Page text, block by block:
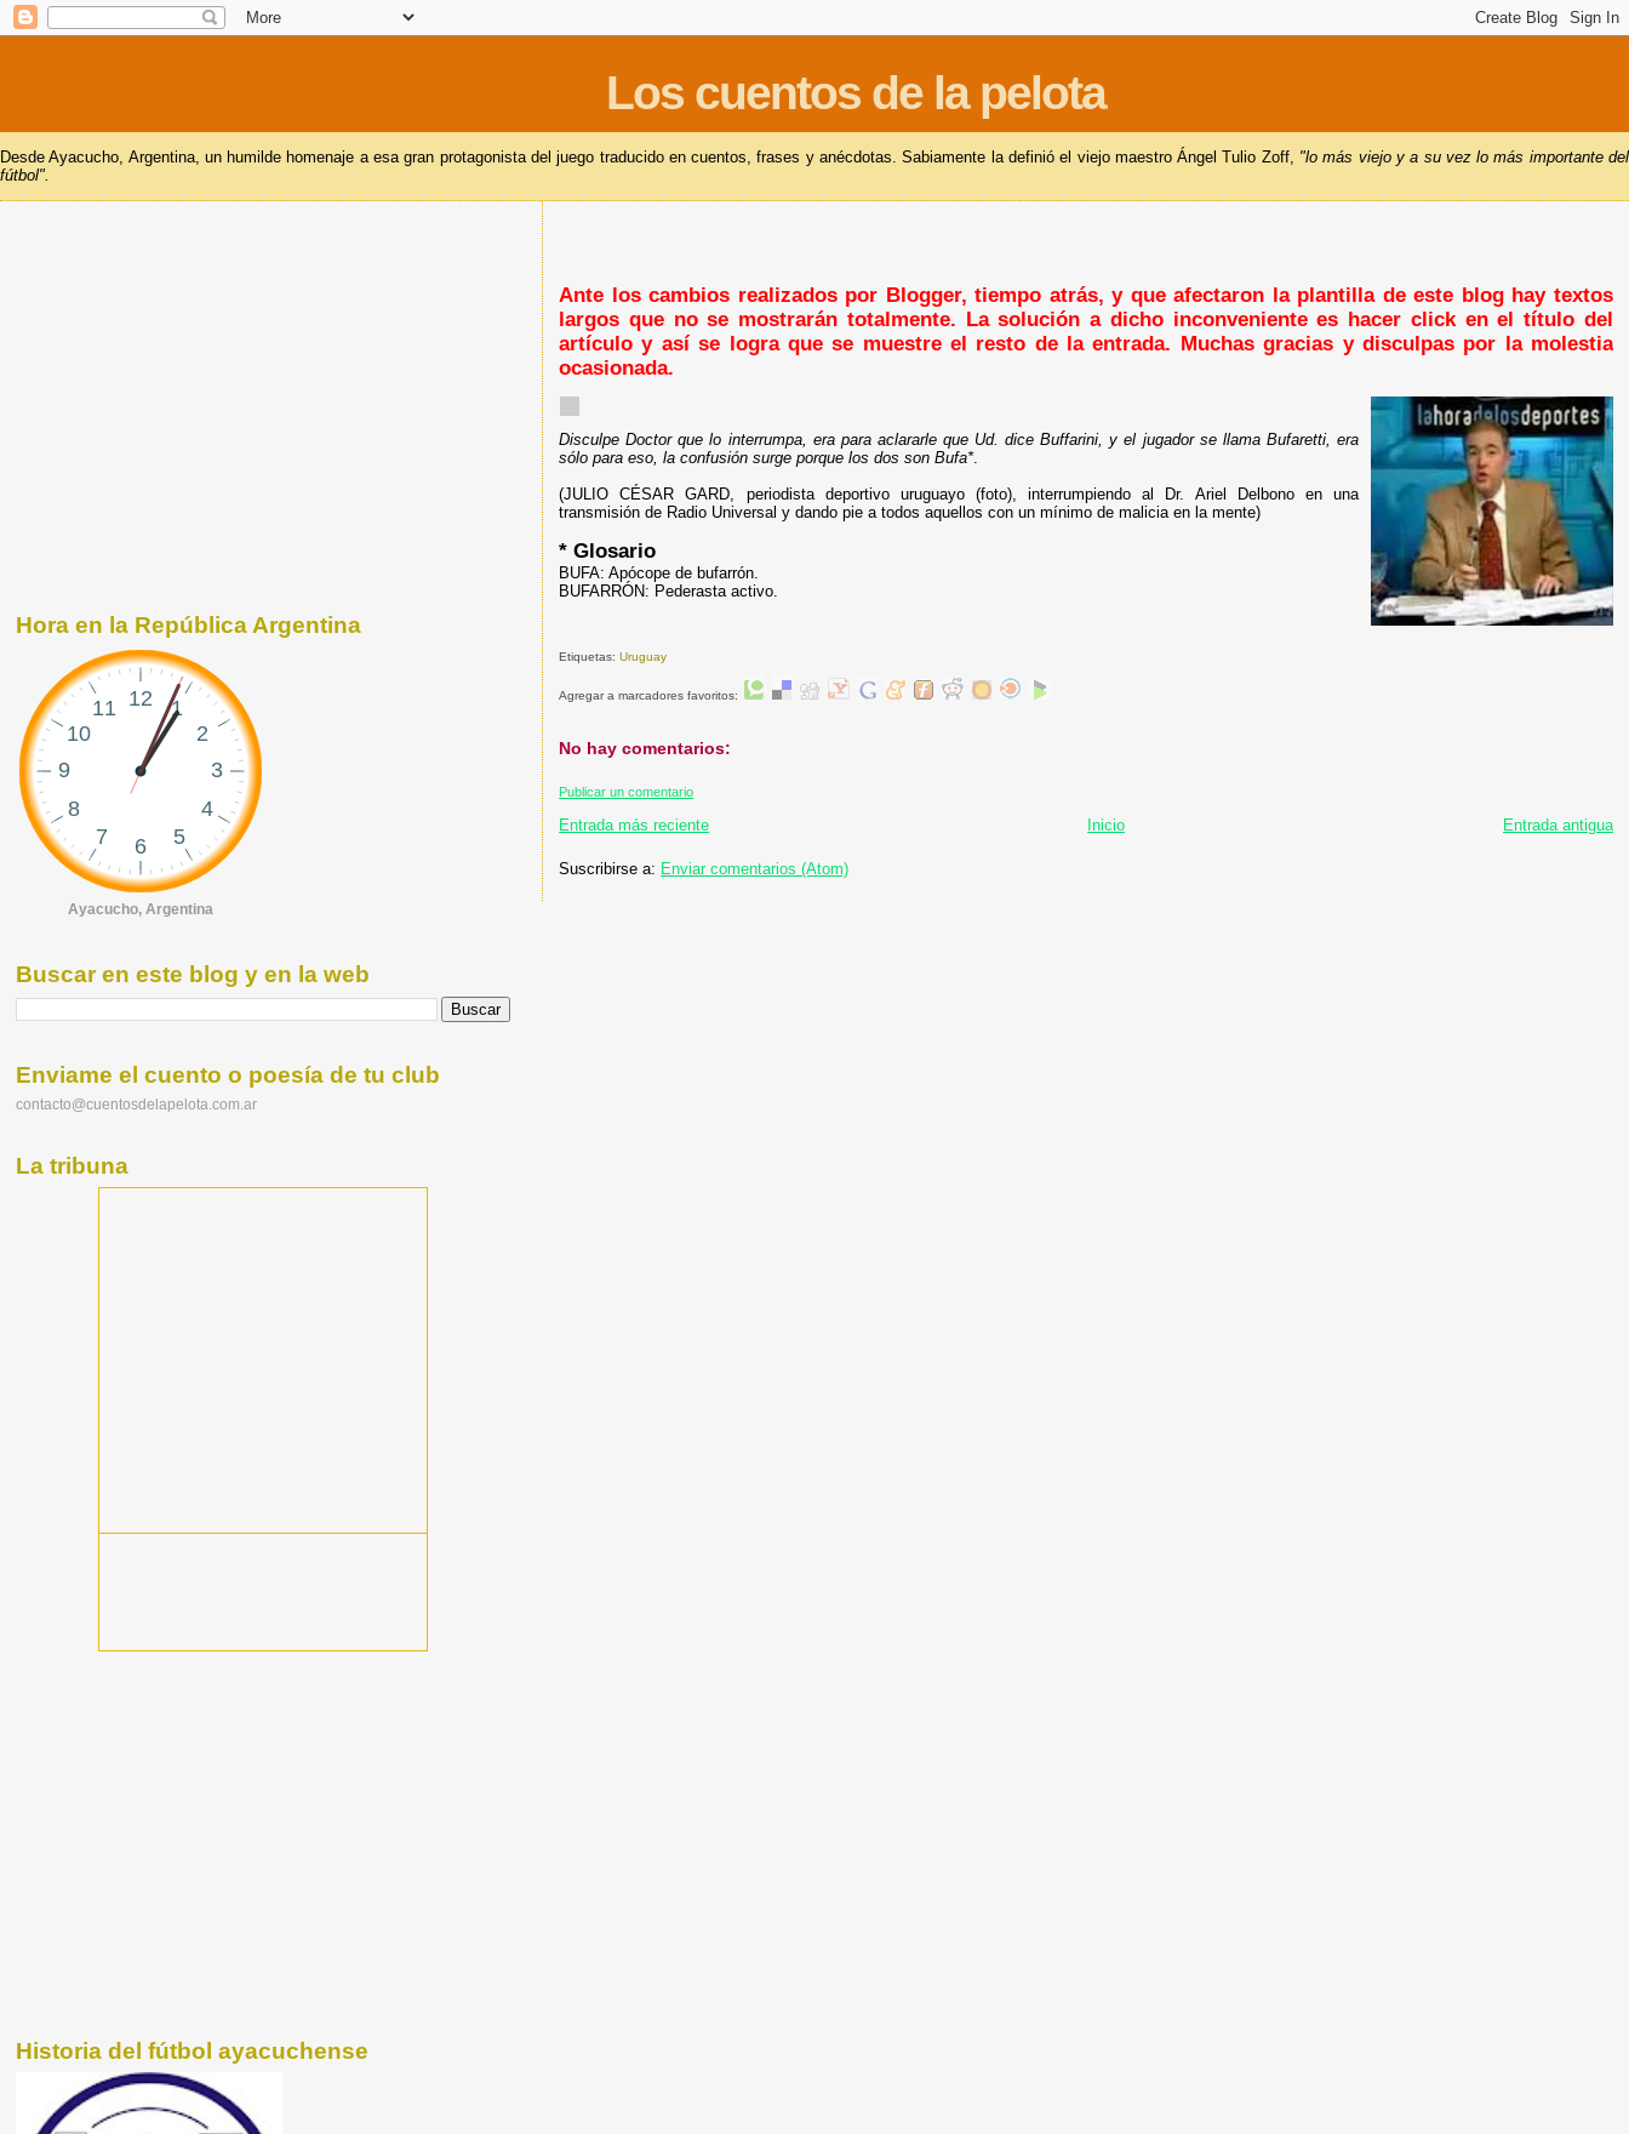
Los cuentos de la pelota
Desde Ayacucho, Argentina, un humilde homenaje a esa gran protagonista del juego traducido en cuentos, frases y anécdotas. Sabiamente la definió el viejo maestro Ángel Tulio Zoff, "lo más viejo y a su vez lo más importante del
fútbol".
Ante los cambios realizados por Blogger, tiempo atrás, y que afectaron la plantilla de este blog hay textos
largos que no se mostrarán totalmente. La solución a dicho inconveniente es hacer click en el título del
artículo y así se logra que se muestre el resto de la entrada. Muchas gracias y disculpas por la molestia
ocasionada.
Disculpe Doctor que lo interrumpa, era para aclararle que Ud. dice Buffarini, y el jugador se llama Bufaretti, era
sólo para eso, la confusión surge porque los dos son Bufa*.
(JULIO CÉSAR GARD, periodista deportivo uruguayo (foto), interrumpiendo al Dr. Ariel Delbono en una
transmisión de Radio Universal y dando pie a todos aquellos con un mínimo de malicia en la mente)
* Glosario
BUFA: Apócope de bufarrón.
BUFARRÓN: Pederasta activo.
Etiquetas:Uruguay
Agregar a marcadores favoritos:
No hay comentarios:
Publicar un comentario
Entrada más reciente Entrada antigua
Inicio
Suscribirse a: Enviar comentarios (Atom)
Hora en la República Argentina
Ayacucho, Argentina
Buscar en este blog y en la web
Enviame el cuento o poesía de tu club
contacto@cuentosdelapelota.com.ar
La tribuna
Historia del fútbol ayacuchense